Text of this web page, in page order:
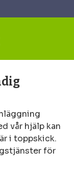
vår hjälp kan
i toppskick.
för